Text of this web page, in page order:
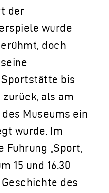
der
wurde
doch
bis
zurück, als am
Museums ein
wurde. Im
Führung „Sport,
15 und 16.30
des